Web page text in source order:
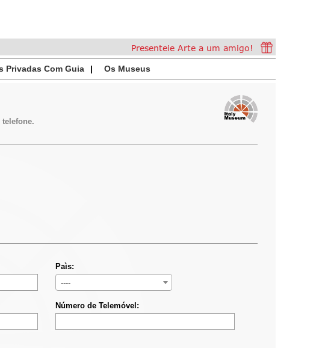
Privadas Com Guia Os Museus
Paìs:
----
Número de Telemóvel: